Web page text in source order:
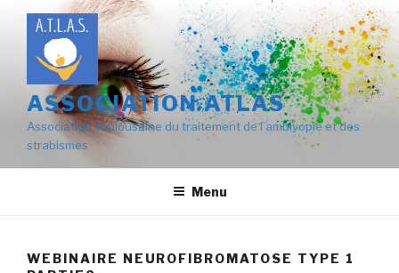
ASSOCIATION ATLAS
Association Toulousaine du traitement de l’amblyopie et des
strabismes
Menu
WEBINAIRE NEUROFIBROMATOSE TYPE 1